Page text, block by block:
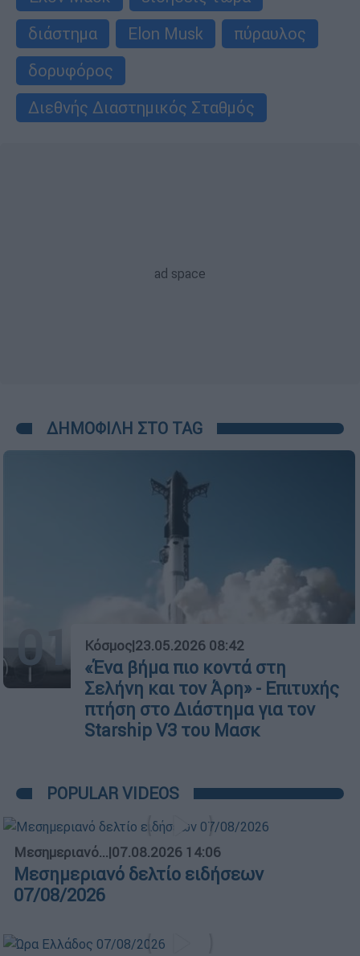
διάστημα
Elon Musk
πύραυλος
δορυφόρος
Διεθνής Διαστημικός Σταθμός
ΔΗΜΟΦΙΛΗ ΣΤΟ TAG
01 Κόσμος|23.05.2026 08:42
«Ένα βήμα πιο κοντά στη
Σελήνη και τον Άρη» - Επιτυχής
πτήση στο Διάστημα για τον
Starship V3 του Μασκ
POPULAR VIDEOS
Μεσημεριανό...|07.08.2026 14:06
Μεσημεριανό δελτίο ειδήσεων
07/08/2026